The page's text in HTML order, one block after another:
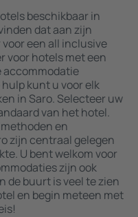
beschikbaar in
dat aan zijn
een all inclusive
voor hotels met een
accommodatie
kunt u voor elk
in Saro. Selecteer uw
van het hotel.
en
zijn centraal gelegen
U bent welkom voor
zijn ook
de buurt is veel te zien
en begin meteen met